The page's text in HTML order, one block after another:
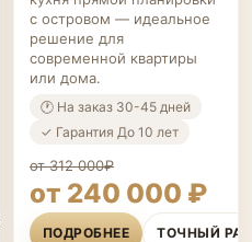
с островом — идеальное
решение для
современной квартиры
или дома.
🕐 На заказ 30-45 дней
✓ Гарантия До 10 лет
от 312 000₽
от 240 000 ₽
ПОДРОБНЕЕ ТОЧНЫЙ